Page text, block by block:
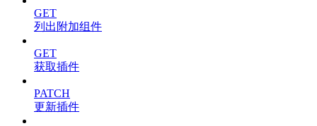
GET
列出附加组件
GET
获取插件
PATCH
更新插件